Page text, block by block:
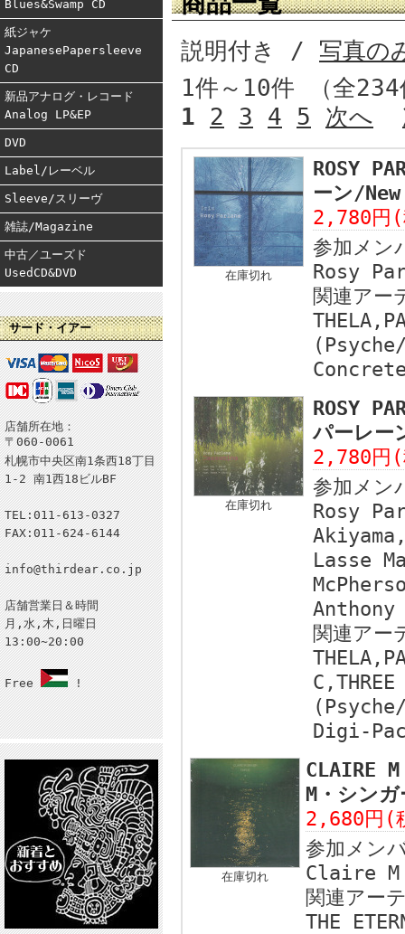
Blues&Swamp CD
紙ジャケ
JapanesePapersleeve
CD
新品アナログ・レコード
Analog LP&EP
DVD
Label/レーベル
Sleeve/スリーヴ
雑誌/Magazine
中古／ユーズド
UsedCD&DVD
サード・イアー
店舗所在地：
〒060-0061
札幌市中央区南1条西18丁目
1-2 南1西18ビルBF
TEL:011-613-0327
FAX:011-624-6144
info@thirdear.co.jp
店舗営業日＆時間
月,水,木,日曜日
13:00~20:00
Free !
説明付き / 写真の
1件～10件 （全
1
2 3 4 5 次へ
在庫切れ
ROSY
ーン/
2,780円
参加メン
Rosy
関連アー
在庫切れ
ROSY
パーレ
2,780円
参加メン
Rosy
Lasse
Anthony
関連アー
Digi-
在庫切れ
CLAIRE
M・シン
2,680円(
参加メン
Claire
関連アー
THE